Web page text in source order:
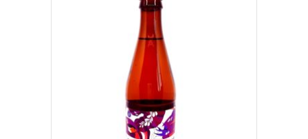
DOWIEDZ SIĘ WIĘCEJ